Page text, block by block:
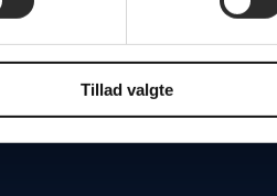
Tillad valgte